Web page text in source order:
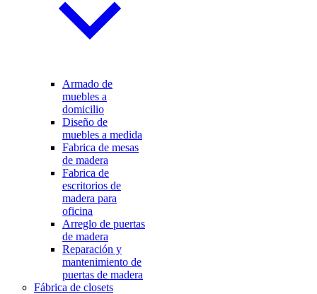
Armado de
muebles a
domicilio
Diseño de
muebles a medida
Fabrica de mesas
de madera
Fabrica de
escritorios de
madera para
oficina
Arreglo de puertas
de madera
Reparación y
mantenimiento de
puertas de madera
Fábrica de closets